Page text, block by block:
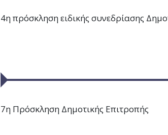
4η πρόσκληση ειδικής συνεδρίασης
7η Πρόσκληση Δημοτικής Επιτροπής